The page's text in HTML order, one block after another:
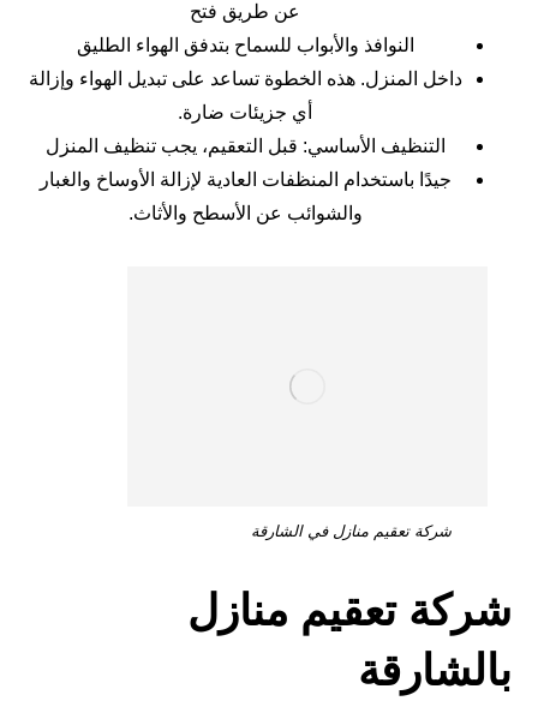
عن طريق فتح
النوافذ والأبواب للسماح بتدفق الهواء الطليق
داخل المنزل. هذه الخطوة تساعد على تبديل الهواء وإزالة
أي جزيئات ضارة.
التنظيف الأساسي: قبل التعقيم، يجب تنظيف المنزل
جيدًا باستخدام المنظفات العادية لإزالة الأوساخ والغبار
والشوائب عن الأسطح والأثاث.
شركة تعقيم منازل في الشارقة
شركة تعقيم منازل
بالشارقة